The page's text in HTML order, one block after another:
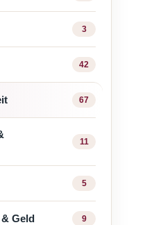
3
42
67
11
5
Geld 9